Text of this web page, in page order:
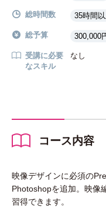
総時間数 35時間
総予算 300,000
受講に必要
なスキル
なし
コース内容
映像デザインに必須の
Photoshopを追加。映像
習得できます。